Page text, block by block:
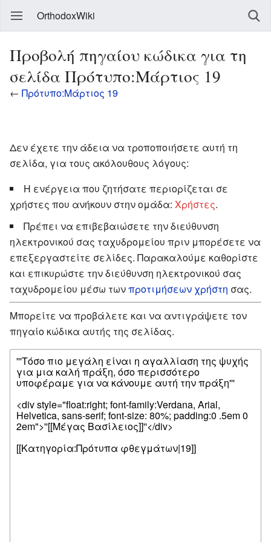
OrthodoxWiki
Προβολή πηγαίου κώδικα για τη
σελίδα Πρότυπο:Μάρτιος 19
← Πρότυπο:Μάρτιος 19
Δεν έχετε την άδεια να τροποποιήσετε αυτή τη
σελίδα, για τους ακόλουθους λόγους:
Η ενέργεια που ζητήσατε περιορίζεται σε
χρήστες που ανήκουν στην ομάδα: Χρήστες.
Πρέπει να επιβεβαιώσετε την διεύθυνση
ηλεκτρονικού σας ταχυδρομείου πριν μπορέσετε να
επεξεργαστείτε σελίδες. Παρακαλούμε καθορίστε
και επικυρώστε την διεύθυνση ηλεκτρονικού σας
ταχυδρομείου μέσω τωνπροτιμήσεων χρήστη σας.
Μπορείτε να προβάλετε και να αντιγράψετε τον
πηγαίο κώδικα αυτής της σελίδας.